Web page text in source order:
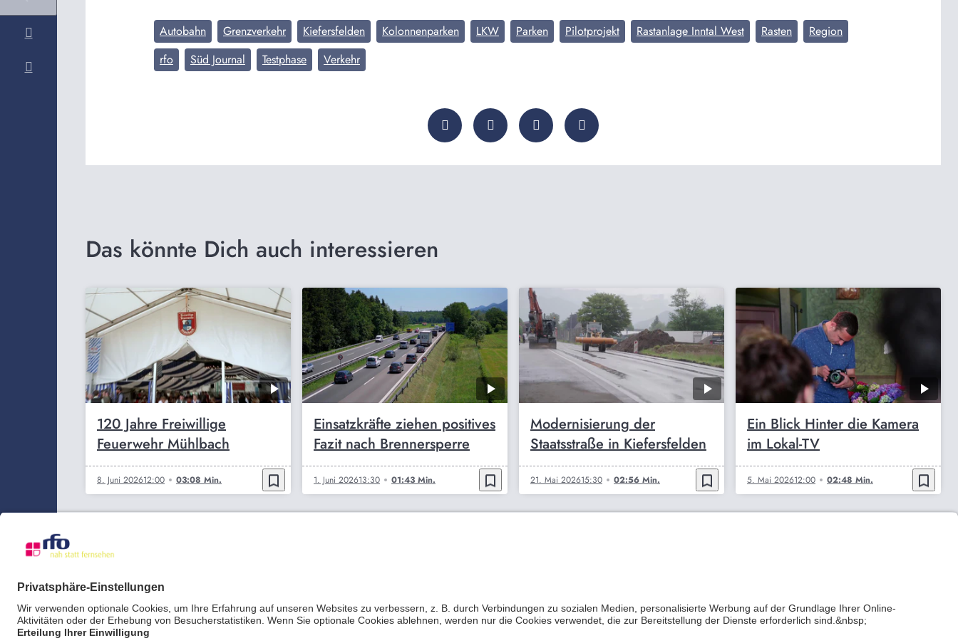
Autobahn Grenzverkehr Kiefersfelden Kolonnenparken LKW Parken Pilotprojekt Rastanlage Inntal West Rasten
Region
rfo
Süd Journal Testphase Verkehr
Das könnte Dich auch interessieren
120 Jahre Freiwillige
Feuerwehr Mühlbach
8. Juni 202612:00 03:08 Min. bookmark_border
Einsatzkräfte ziehen positives
Fazit nach Brennersperre
1. Juni 202613:30 01:43 Min. bookmark_border
Modernisierung der
Staatsstraße in Kiefersfelden
21. Mai 202615:30 02:56 Min. bookmark_border
Ein Blick Hinter die Kamera
im Lokal-TV
5. Mai 202612:00 02:48 Min. bookmark_border